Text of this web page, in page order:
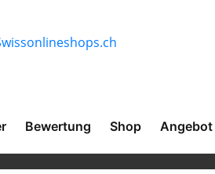
Bewertung Shop Angebot